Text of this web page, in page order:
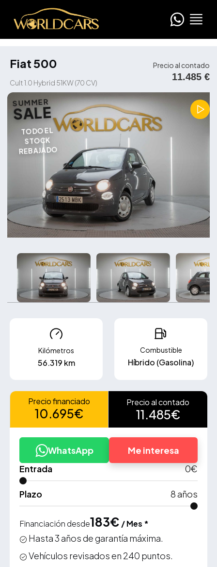
Fiat 500
Cult 1.0 Hybrid 51KW (70 CV)
Precio al contado
11.485 €
SUMMER
SALE
TODO EL
STOCK
REBAJADO
Kilómetros
56.319 km
Combustible
Híbrido (Gasolina)
Precio financiado
10.695€
Precio al contado
11.485€
WhatsApp
Me interesa
Entrada
0€
Plazo 8años
Financiación desde183€ / Mes *
Hasta 3 años de garantía máxima.
Vehículos revisados en 240 puntos.